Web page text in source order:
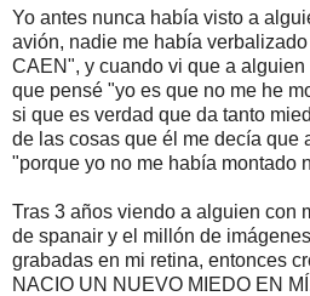
Yo antes nunca había visto a
avión, nadie me había
CAEN", y cuando vi que a
que pensé "yo es que no me he
si que es verdad que da tanto
de las cosas que él me decía que
"porque yo no me había montado
Tras 3 años viendo a alguien con
de spanair y el millón de
grabadas en mi retina, entonces
NACIO UN NUEVO MIEDO EN